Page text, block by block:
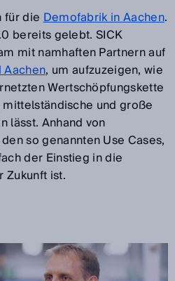
für dieDemofabrik in Aachen.
bereits gelebt. SICK
mit namhaften Partnern auf
Aachen, um aufzuzeigen, wie
Wertschöpfungskette
und große
lässt. Anhand von
so genannten Use Cases,
der Einstieg in die
Zukunft ist.